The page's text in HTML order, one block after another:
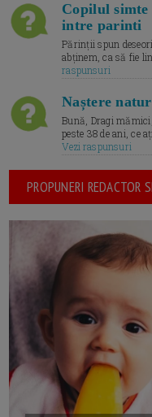
Copilul simte
intre parinti
Părinții spun
abținem, ca să fie
raspunsuri
Naștere
Bună, Dragi
peste 38 de ani, ce
Vezi raspunsuri
PROPUNERI REDACTOR